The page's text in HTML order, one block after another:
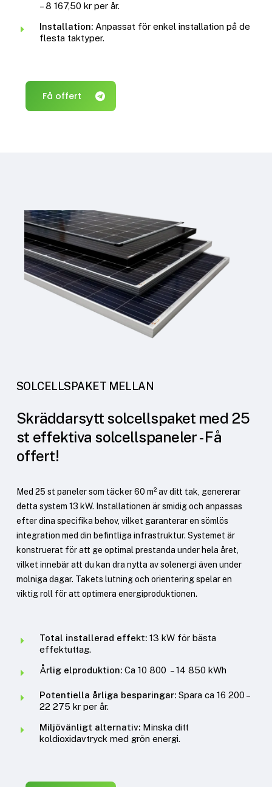
– 8 167,50 kr per år.
Installation: Anpassat för enkel installation på de
flesta taktyper.
Få offert
SOLCELLSPAKET MELLAN
Skräddarsytt solcellspaket med 25
st effektiva solcellspaneler - Få
offert!
Med 25 st paneler som täcker 60 m² av ditt tak, genererar
detta system 13 kW. Installationen är smidig och anpassas
efter dina specifika behov, vilket garanterar en sömlös
integration med din befintliga infrastruktur. Systemet är
konstruerat för att ge optimal prestanda under hela året,
vilket innebär att du kan dra nytta av solenergi även under
molniga dagar. Takets lutning och orientering spelar en
viktig roll för att optimera energiproduktionen.
Total installerad effekt: 13 kW för bästa
effektuttag.
Årlig elproduktion:Ca 10 800 – 14 850 kWh
Potentiella årliga besparingar: Spara ca 16 200 –
22 275 kr per år.
Miljövänligt alternativ: Minska ditt
koldioxidavtryck med grön energi.